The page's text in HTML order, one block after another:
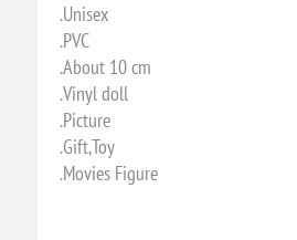
Unisex.
PVC.
About 10 cm.
Vinyl doll.
Picture.
Gift,Toy.
Movies Figure.